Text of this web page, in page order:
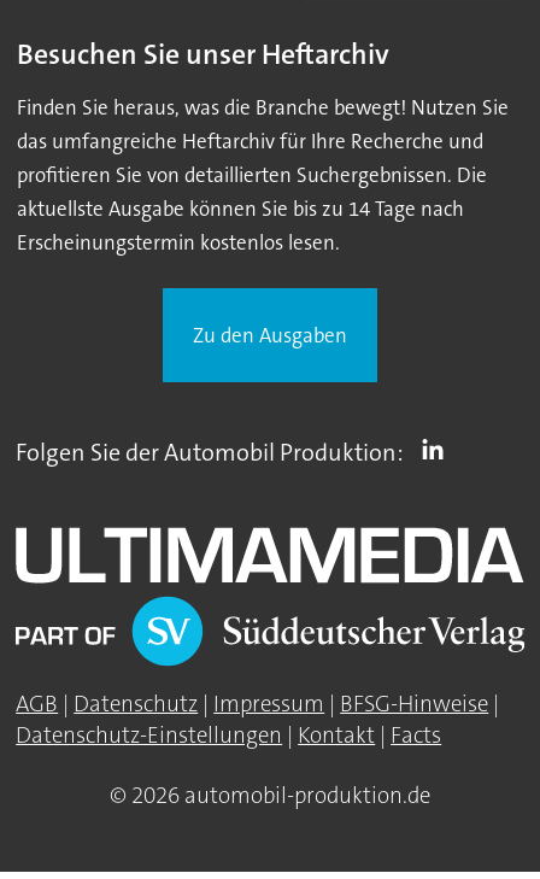
Besuchen Sie unser Heftarchiv
Finden Sie heraus, was die Branche bewegt! Nutzen Sie
das umfangreiche Heftarchiv für Ihre Recherche und
profitieren Sie von detaillierten Suchergebnissen. Die
aktuellste Ausgabe können Sie bis zu 14 Tage nach
Erscheinungstermin kostenlos lesen.
Zu den Ausgaben
Folgen Sie der Automobil Produktion:
AGB Datenschutz Impressum BFSG-Hinweise
Datenschutz-Einstellungen
Kontakt Facts
© 2026 automobil-produktion.de